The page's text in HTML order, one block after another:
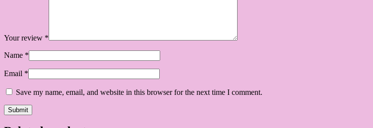
Your review *
Name *
Email *
Save my name, email, and website in this browser for the next time I comment.